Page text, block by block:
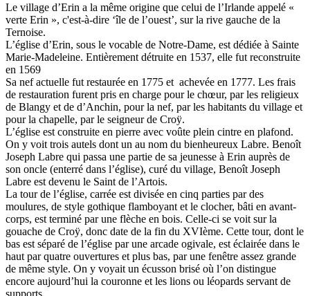
Le village d’Erin a la même origine que celui de l’Irlande appelé «
verte Erin », c'est-à-dire ‘île de l’ouest’, sur la rive gauche de la
Ternoise.
L’église d’Erin, sous le vocable de Notre-Dame, est dédiée à Sainte
Marie-Madeleine. Entièrement détruite en 1537, elle fut reconstruite
en 1569
Sa nef actuelle fut restaurée en 1775 et achevée en 1777. Les frais
de restauration furent pris en charge pour le chœur, par les religieux
de Blangy et de d’Anchin, pour la nef, par les habitants du village et
pour la chapelle, par le seigneur de Croÿ.
L’église est construite en pierre avec voûte plein cintre en plafond.
On y voit trois autels dont un au nom du bienheureux Labre. Benoît
Joseph Labre qui passa une partie de sa jeunesse à Erin auprès de
son oncle (enterré dans l’église), curé du village, Benoît Joseph
Labre est devenu le Saint de l’Artois.
La tour de l’église, carrée est divisée en cinq parties par des
moulures, de style gothique flamboyant et le clocher, bâti en avant-
corps, est terminé par une flèche en bois. Celle-ci se voit sur la
gouache de Croÿ, donc date de la fin du XVIème. Cette tour, dont le
bas est séparé de l’église par une arcade ogivale, est éclairée dans le
haut par quatre ouvertures et plus bas, par une fenêtre assez grande
de même style. On y voyait un écusson brisé où l’on distingue
encore aujourd’hui la couronne et les lions ou léopards servant de
supports.